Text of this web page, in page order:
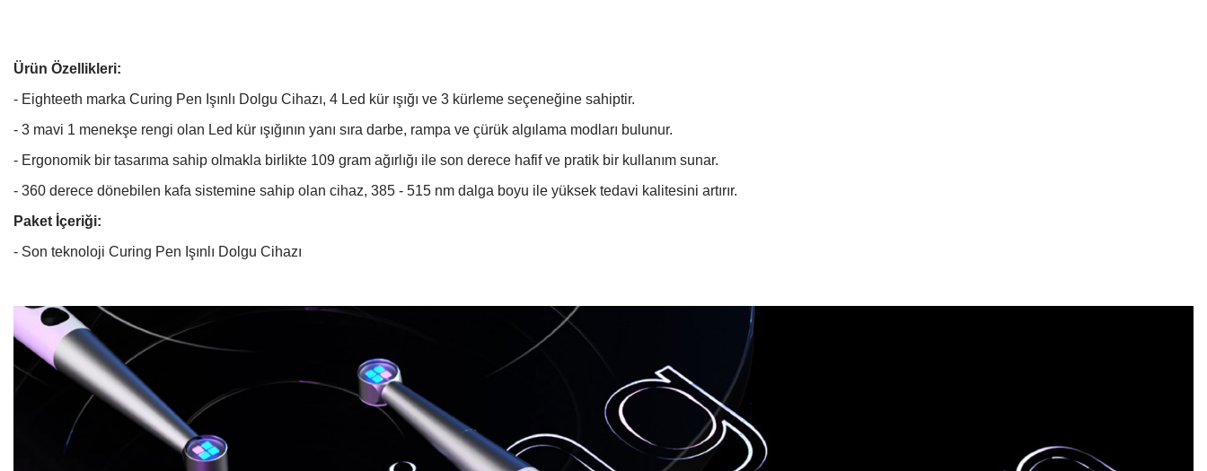
Ürün Özellikleri:
- Eighteeth marka Curing Pen Işınlı Dolgu Cihazı, 4 Led kür ışığı ve 3 kürleme seçeneğine sahiptir.
- 3 mavi 1 menekşe rengi olan Led kür ışığının yanı sıra darbe, rampa ve çürük algılama modları bulunur.
- Ergonomik bir tasarıma sahip olmakla birlikte 109 gram ağırlığı ile son derece hafif ve pratik bir kullanım sunar.
- 360 derece dönebilen kafa sistemine sahip olan cihaz, 385 - 515 nm dalga boyu ile yüksek tedavi kalitesini artırır.
Paket İçeriği:
- Son teknoloji Curing Pen Işınlı Dolgu Cihazı